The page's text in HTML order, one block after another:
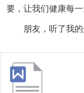
要，让我们健康每一
朋友，听了我